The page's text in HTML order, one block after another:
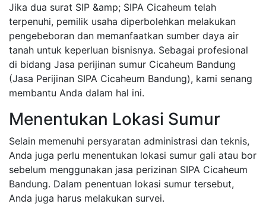
Jika dua surat SIP &amp; SIPA Cicaheum telah
terpenuhi, pemilik usaha diperbolehkan melakukan
pengebeboran dan memanfaatkan sumber daya air
tanah untuk keperluan bisnisnya. Sebagai profesional
di bidang Jasa perijinan sumur Cicaheum Bandung
(Jasa Perijinan SIPA Cicaheum Bandung), kami senang
membantu Anda dalam hal ini.
Menentukan Lokasi Sumur
Selain memenuhi persyaratan administrasi dan teknis,
Anda juga perlu menentukan lokasi sumur gali atau bor
sebelum menggunakan jasa perizinan SIPA Cicaheum
Bandung. Dalam penentuan lokasi sumur tersebut,
Anda juga harus melakukan survei.